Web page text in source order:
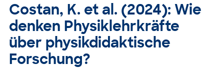
Costan, K. et al. (2024): Wie
denken Physiklehrkräfte
über physikdidaktische
Forschung?